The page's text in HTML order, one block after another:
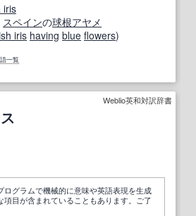
iris
スペインの球根アヤメ
iris having blue flowers)
一覧
Weblio英和対訳辞書
ログラムで機械的に意味や英語表現を生成
項目が含まれていることもあります。ご了